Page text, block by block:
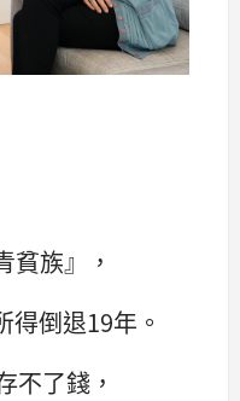
貧族』，
得倒退19年。
不了錢，